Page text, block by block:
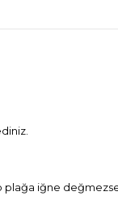
plağa iğne